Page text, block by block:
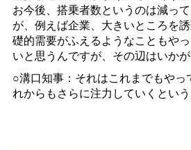
お今後、搭乗者数というのは減っ
が、例えば企業、大きいところを
礎的需要がふえるようなこともや
いと思うんですが、その辺はいかが
○溝口知事：それはこれまでもやっ
れからもさらに注力していくという